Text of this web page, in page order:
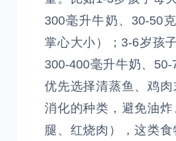
300毫升牛奶、30-50
掌心大小）；3-6岁孩
300-400毫升牛奶、
优先选择清蒸鱼、鸡
消化的种类，避免油
腿、红烧肉），这类食